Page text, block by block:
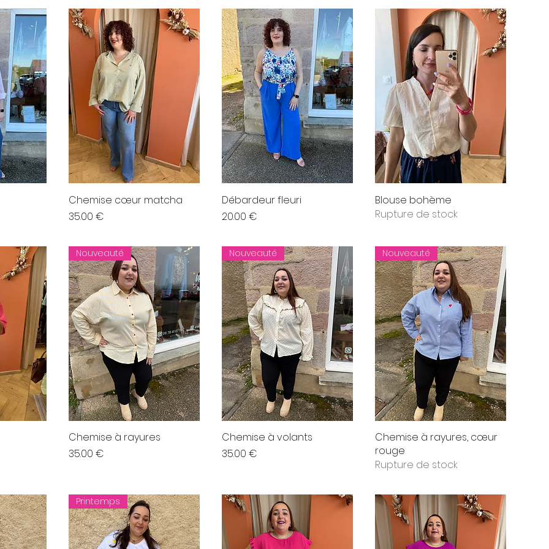
Chemise cœur matcha
Prix
35.00 €
Débardeur fleuri
Prix
20.00 €
Blouse bohème
Rupture de stock
Nouveauté
Chemise à rayures
Prix
35.00 €
Nouveauté
Chemise à volants
Prix
35.00 €
Nouveauté
Chemise à rayures, cœur
rouge
Rupture de stock
Printemps